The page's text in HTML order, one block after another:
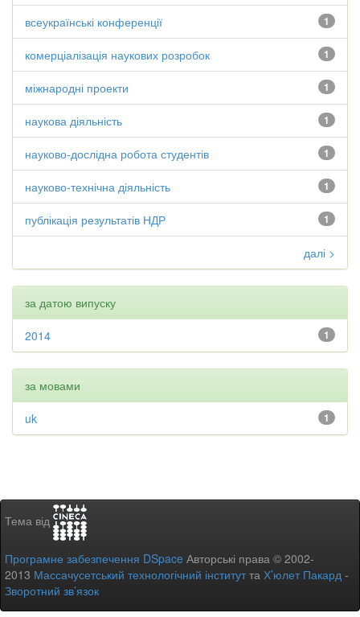
1
всеукраїнські конференції
1
комерціалізація наукових розробок
1
міжнародні проекти
1
наукова діяльність
1
науково-дослідна робота студентів
1
науково-технічна діяльність
1
публікація результатів НДР
далі >
за датою випуску
1
2014
за мовами
1
uk
Тема від
Програмне забезпечення DSpace Авторські права © 2002-
2013 Массачусетський технологічний інститутта Х’юлет Пакард -
Зворотний зв’язок